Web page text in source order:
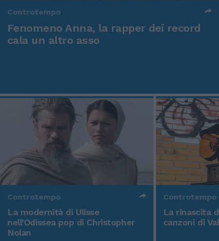
Controtempo
Fenomeno Anna, la rapper dei record
cala un altro asso
Controtempo
La modernità di Ulisse
nell'Odissea pop di Christopher
Nolan
Controtempo
La rinascita
canzoni di